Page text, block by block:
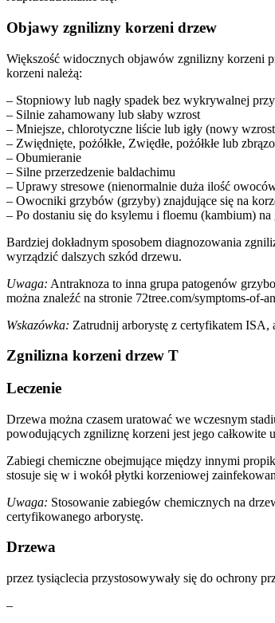
Objawy zgnilizny korzeni drzew
Większość widocznych objawów zgnilizny korzeni
korzeni należą:
– Stopniowy lub nagły spadek bez wykrywalnej
– Silnie zahamowany lub słaby wzrost
– Mniejsze, chlorotyczne liście lub igły (nowy
– Zwiędnięte, pożółkłe, Zwiędłe, pożółkłe lub
– Obumieranie
– Silne przerzedzenie baldachimu
– Uprawy stresowe (nienormalnie duża ilość
– Owocniki grzybów (grzyby) znajdujące się na
– Po dostaniu się do ksylemu i floemu (kambium)
Bardziej dokładnym sposobem diagnozowania
wyrządzić dalszych szkód drzewu.
Uwaga: Antraknoza to inna grupa patogenów
można znaleźć na stronie 72tree.com/symptoms-of-
Wskazówka: Zatrudnij arborystę z certyfikatem ISA,
Zgnilizna korzeni drzew T
Leczenie
Drzewa można czasem uratować we wczesnym
powodujących zgniliznę korzeni jest jego całkowite
Zabiegi chemiczne obejmujące między innymi
stosuje się w i wokół płytki korzeniowej
Uwaga: Stosowanie zabiegów chemicznych na
certyfikowanego arborystę.
Drzewa
przez tysiąclecia przystosowywały się do ochrony
–